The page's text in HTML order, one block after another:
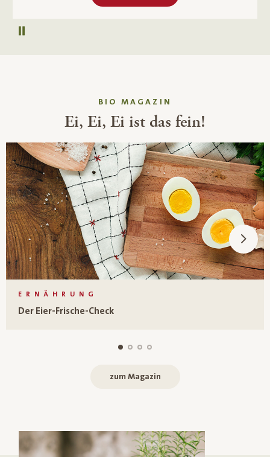
Autoplay pausieren
BIO MAGAZIN
Ei, Ei, Ei ist das fein!
ERNÄHRUNG
Der Eier-Frische-Check
zum Magazin